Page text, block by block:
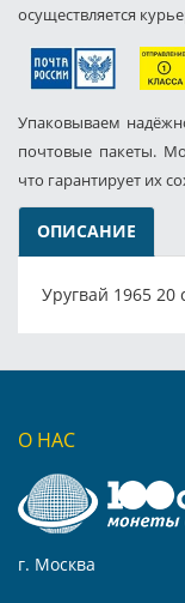
осуществляется
Упаковываем
почтовые пакеты.
что гарантирует их
ОПИСАНИЕ
Уругвай 1965 20
О НАС
г. Москва